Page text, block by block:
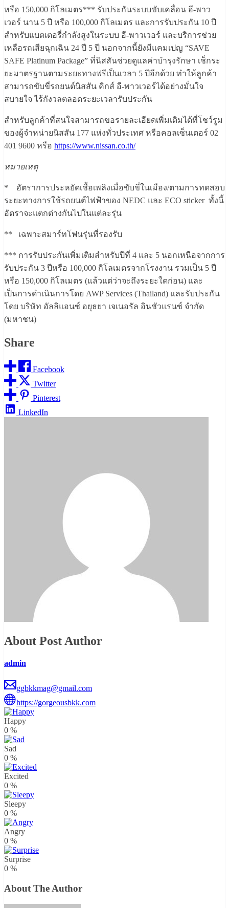
หรือ 150,000 กิโลเมตร*** รับประกันระบบขับเคลื่อน อี-พาว
เวอร์ นาน 5 ปี หรือ 100,000 กิโลเมตร และการรับประกัน 10 ปี
สำหรับแบตเตอรี่กำลังสูงในระบบ อี-พาวเวอร์ และบริการช่วย
เหลือรถเสียฉุกเฉิน 24 ปี 5 ปี นอกจากนี้ยังมีแคมเปญ “SAVE
SAFE Platinum Package” ที่นิสสันช่วยดูแลค่าบำรุงรักษา เช็กระ
ยะมาตรฐานตามระยะทางฟรีเป็นเวลา 5 ปีอีกด้วย ทำให้ลูกค้า
สามารถขับขี่รถยนต์นิสสัน คิกส์ อี-พาวเวอร์ได้อย่างมั่นใจ
สบายใจ ไร้กังวลตลอดระยะเวลารับประกัน
สำหรับลูกค้าที่สนใจสามารถขอรายละเอียดเพิ่มเติมได้ที่โชว์รูม
ของผู้จำหน่ายนิสสัน 177 แห่งทั่วประเทศ หรือคอลเซ็นเตอร์ 02
401 9600 หรือ https://www.nissan.co.th/
หมายเหตุ
* อัตราการประหยัดเชื้อเพลิงเมื่อขับขี่ในเมือง/ตามการทดสอบ
ระยะทางการใช้รถยนต์ไฟฟ้าของ NEDC และ ECO sticker ทั้งนี้
อัตราจะแตกต่างกันไปในแต่ละรุ่น
** เฉพาะสมาร์ทโฟนรุ่นที่รองรับ
*** การรับประกันเพิ่มเติมสำหรับปีที่ 4 และ 5 นอกเหนือจากการ
รับประกัน 3 ปีหรือ 100,000 กิโลเมตรจากโรงงาน รวมเป็น 5 ปี
หรือ 150,000 กิโลเมตร (แล้วแต่ว่าจะถึงระยะใดก่อน) และ
เป็นการดำเนินการโดย AWP Services (Thailand) และรับประกัน
โดย บริษัท อัลลิแอนซ์ อยุธยา เจเนอรัล อินชัวแรนซ์ จำกัด
(มหาชน)
Share
Facebook
Twitter
Pinterest
LinkedIn
About Post Author
admin
ggbkkmag@gmail.com
https://gorgeousbkk.com
Happy
0 %
Sad
0 %
Excited
0 %
Sleepy
0 %
Angry
0 %
Surprise
0 %
About The Author